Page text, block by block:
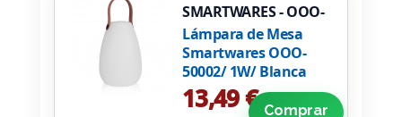
SMARTWARES - OOO-
50002
Lámpara de Mesa
Smartwares OOO-
50002/ 1W/ Blanca
13,49 € Comprar